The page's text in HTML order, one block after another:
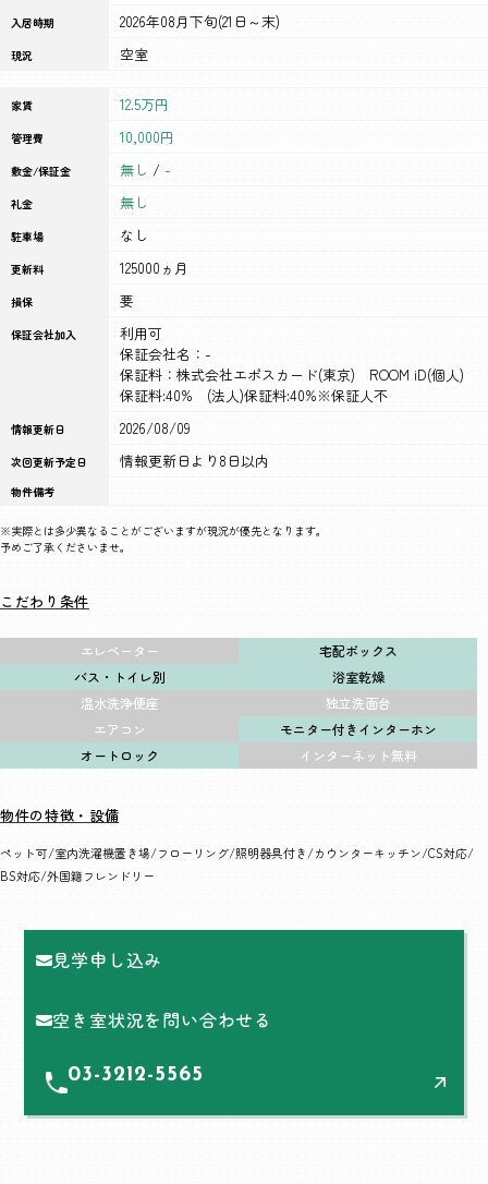
入居時期
2026年08月下旬(21日～末)
現況 空室
※実際とは多少異なることがございますが現況が優先となります。
予めご了承くださいませ。
家賃 12.5万円
管理費 10,000円
敷金/保証金 無し / -
礼金 無し
駐車場 なし
更新料 125000ヵ月
損保 要
保証会社加入
利用可
保証会社名：-
保証料：株式会社エポスカード(東京) ROOM iD(個人)
保証料:40% (法人)保証料:40%※保証人不
情報更新日 2026/08/09
次回更新予定日 情報更新日より8日以内
物件備考
こだわり条件
エレベーター
宅配ボックス
バス・トイレ別
浴室乾燥
温水洗浄便座
独立洗面台
エアコン
モニター付きインターホン
オートロック
インターネット無料
物件の特徴・設備
ペット可 室内洗濯機置き場 フローリング 照明器具付き カウンターキッチン CS対応
BS対応 外国籍フレンドリー
見学申し込み
空き室状況を問い合わせる
03-3212-5565